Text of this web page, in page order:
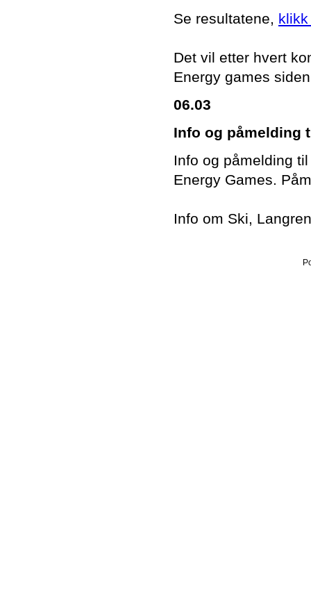
Se resultatene, klikk
Det vil etter hvert
Energy games
06.03
Info og påmelding
Info og påmelding
Energy Games.
Info om Ski,